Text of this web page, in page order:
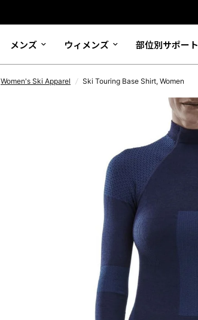
メンズ ウィメンズ 部位別サポート
Women's Ski Apparel / Ski Touring Base Shirt, Women